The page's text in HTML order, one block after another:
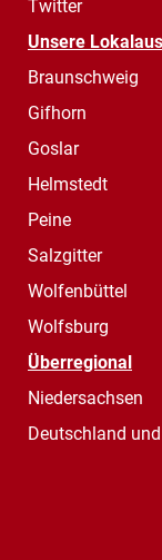
Twitter
Unsere
Braunschweig
Gifhorn
Goslar
Helmstedt
Peine
Salzgitter
Wolfenbüttel
Wolfsburg
Überregional
Niedersachsen
Deutschland